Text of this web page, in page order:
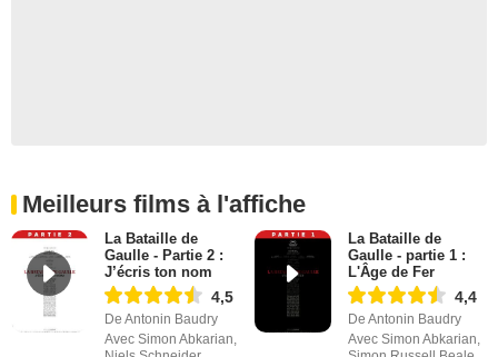
Meilleurs films à l'affiche
La Bataille de
Gaulle - Partie 2 :
J’écris ton nom
4,5
De Antonin Baudry
Avec Simon Abkarian,
La Bataille de
Gaulle - partie 1 :
L'Âge de Fer
4,4
De Antonin Baudry
Avec Simon Abkarian,